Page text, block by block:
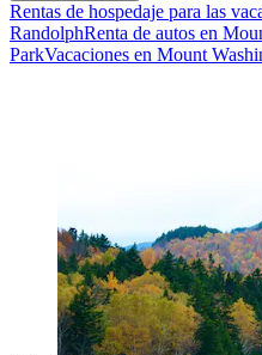
Rentas de hospedaje para las
RandolphRenta de autos en
ParkVacaciones en Mount